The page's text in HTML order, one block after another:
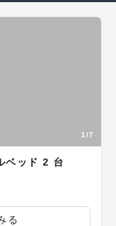
1/7
ベッド 2 台
る